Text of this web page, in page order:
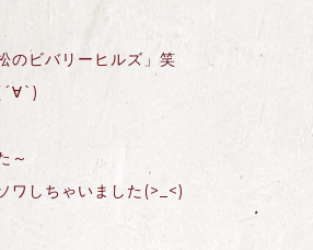
のビバリーヒルズ」笑
～
ワしちゃいました(>_<)